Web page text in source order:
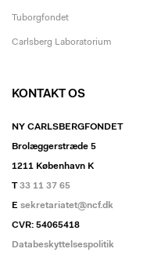
Tuborgfondet
Carlsberg Laboratorium
KONTAKT OS
NY CARLSBERGFONDET
Brolæggerstræde 5
1211 København K
T33 11 37 65
E sekretariatet@ncf.dk
CVR: 54065418
Databeskyttelsespolitik